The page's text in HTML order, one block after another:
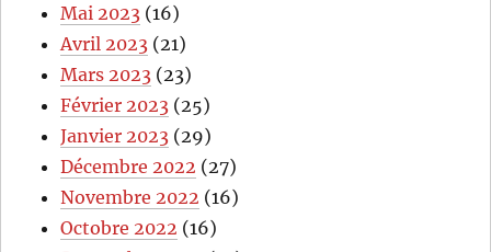
Mai 2023 (16)
Avril 2023 (21)
Mars 2023 (23)
Février 2023 (25)
Janvier 2023 (29)
Décembre 2022 (27)
Novembre 2022 (16)
Octobre 2022 (16)